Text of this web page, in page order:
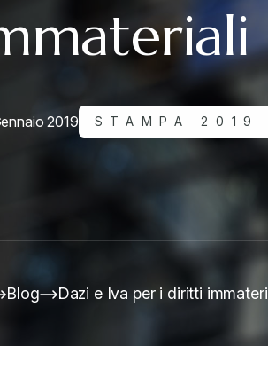
2019 STAMPA 2019
Blog Dazi e Iva per i diritti